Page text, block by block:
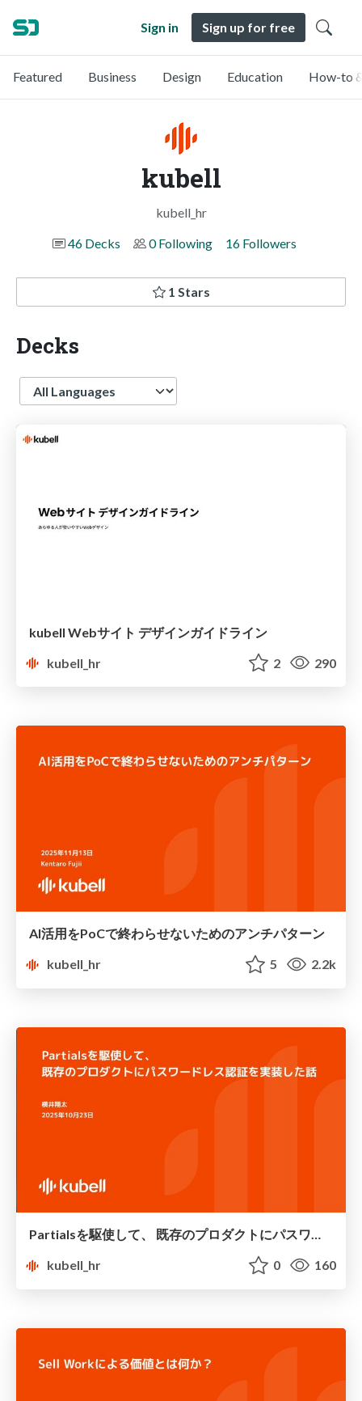
Sign in Sign up for free
Featured Business Design Education How-to
kubell
kubell_hr
46 Decks
0 Following 16 Followers
1 Stars
Decks
Language
kubell Webサイト デザインガイドライン
kubell_hr
2 290
AI活用をPoCで終わらせないためのアンチパターン
kubell_hr
5 2.2k
Partialsを駆使して、 既存のプロダクトにパスワードレス認証を実装した話
kubell_hr
0 160